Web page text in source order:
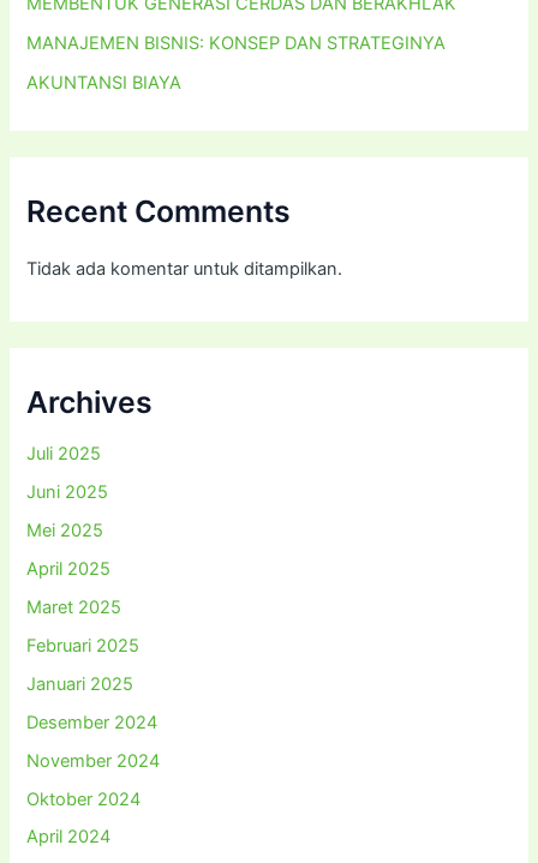
MANAJEMEN BISNIS: KONSEP DAN STRATEGINYA
AKUNTANSI BIAYA
Recent Comments
Tidak ada komentar untuk ditampilkan.
Archives
Juli 2025
Juni 2025
Mei 2025
April 2025
Maret 2025
Februari 2025
Januari 2025
Desember 2024
November 2024
Oktober 2024
April 2024